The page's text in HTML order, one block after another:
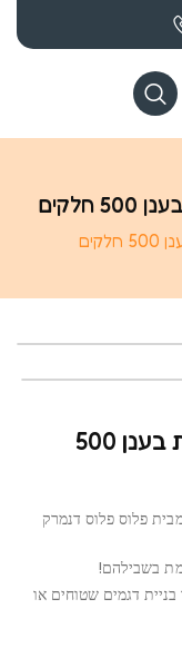
פלוס פלוס פאזל מספרים קשת בענן 500
בשבילהם!
דגמים שטוחים או